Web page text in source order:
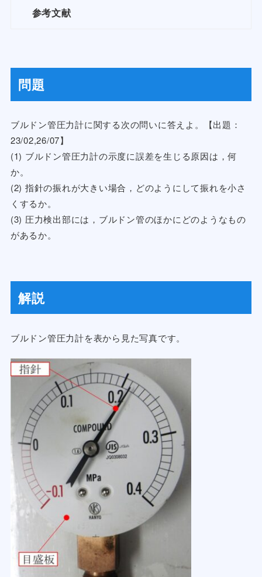
参考文献
問題
ブルドン管圧力計に関する次の問いに答えよ。【出題：
23/02,26/07】
(1) ブルドン管圧力計の示度に誤差を生じる原因は，何
か。
(2) 指針の振れが大きい場合，どのようにして振れを小さ
くするか。
(3) 圧力検出部には，ブルドン管のほかにどのようなもの
があるか。
解説
ブルドン管圧力計を表から見た写真です。